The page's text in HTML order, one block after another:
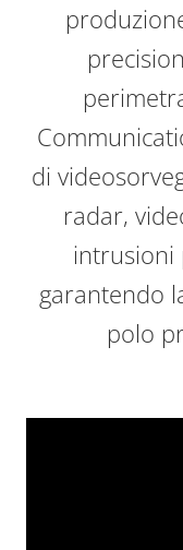
di
radar,
intrusioni
garantendo
polo